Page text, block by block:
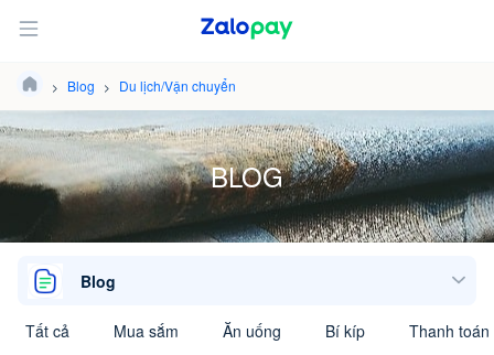
Blog Du lịch/Vận chuyển
BLOG
Blog
Tất cả Mua sắm Ăn uống Bí kíp Thanh